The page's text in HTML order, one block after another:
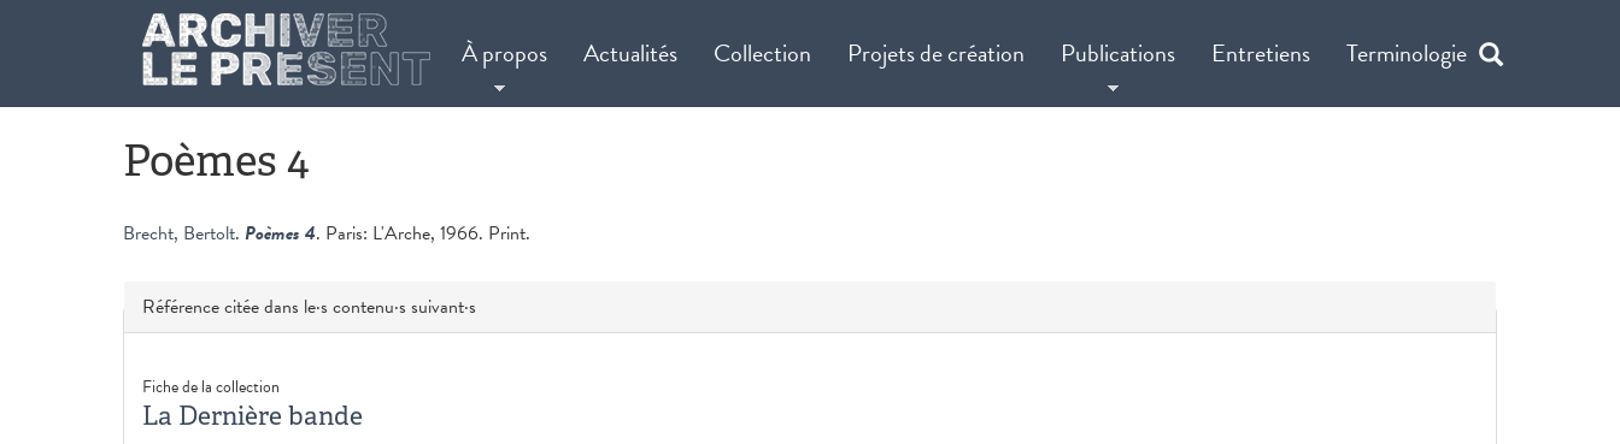
Aller au contenu principal
À propos Actualités Collection Projets de création Publications Entretiens Terminologie
Poèmes 4
Brecht, Bertolt. Poèmes 4. Paris: L'Arche, 1966. Print.
Masquer
Référence citée dans le·s contenu·s suivant·s
Fiche de la collection
La Dernière bande